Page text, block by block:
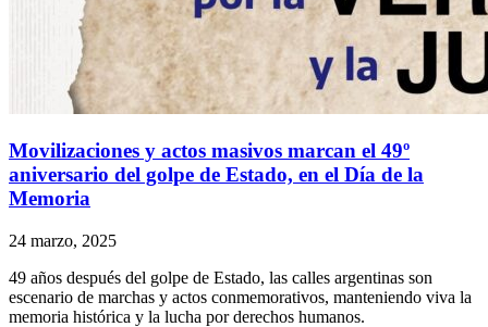
Movilizaciones y actos masivos marcan el 49º
aniversario del golpe de Estado, en el Día de la
Memoria
24 marzo, 2025
49 años después del golpe de Estado, las calles argentinas son
escenario de marchas y actos conmemorativos, manteniendo viva la
memoria histórica y la lucha por derechos humanos.